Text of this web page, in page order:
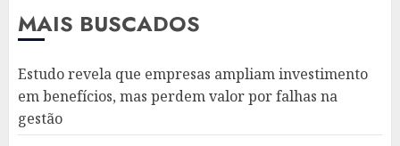
MAIS BUSCADOS
Estudo revela que empresas ampliam investimento
em benefícios, mas perdem valor por falhas na
gestão